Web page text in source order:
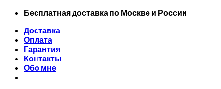
Skip
content
Бесплатная доставка по Москве и России
Доставка
Оплата
Гарантия
Контакты
Обо мне